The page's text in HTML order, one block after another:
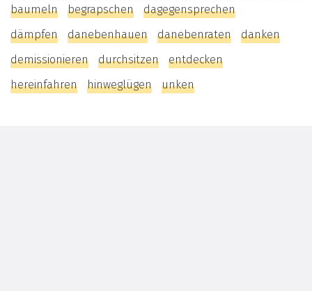
baumeln
begrapschen
dagegensprechen
dämpfen
danebenhauen danebenraten
danken
demissionieren
durchsitzen
entdecken
hereinfahren
hinweglügen unken